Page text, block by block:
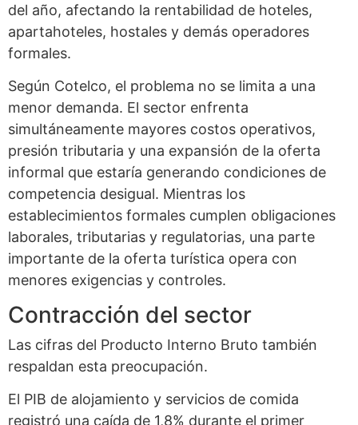
del año, afectando la rentabilidad de hoteles,
apartahoteles, hostales y demás operadores
formales.
Según Cotelco, el problema no se limita a una
menor demanda. El sector enfrenta
simultáneamente mayores costos operativos,
presión tributaria y una expansión de la oferta
informal que estaría generando condiciones de
competencia desigual. Mientras los
establecimientos formales cumplen obligaciones
laborales, tributarias y regulatorias, una parte
importante de la oferta turística opera con
menores exigencias y controles.
Contracción del sector
Las cifras del Producto Interno Bruto también
respaldan esta preocupación.
El PIB de alojamiento y servicios de comida
registró una caída de 1,8% durante el primer